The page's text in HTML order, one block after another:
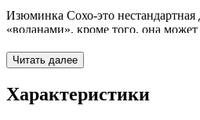
Изюминка Сохо-это нестандартная
«воланами», кроме того, она
молниями.
⠀
Читать далее
Характеристики